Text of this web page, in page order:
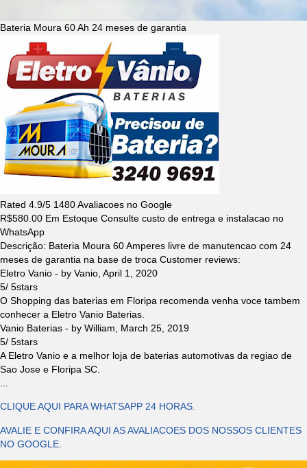
Bateria Moura 60 Ah 24 meses de garantia
Rated 4.9/5 1480Avaliacoes no Google
R$580.00 Em Estoque Consulte custo de entrega e instalacao no
WhatsApp
Descrição: Bateria Moura 60 Amperes livre de manutencao com 24
meses de garantia na base de troca Customer reviews:
Eletro Vanio - by Vanio April 1, 2020
5/ 5stars
O Shopping das baterias em Floripa recomenda venha voce tambem
conhecer a Eletro Vanio Baterias.
Vanio Baterias - by William
March 25, 2019
5/ 5stars
A Eletro Vanio e a melhor loja de baterias automotivas da regiao de
Sao Jose e Floripa SC.
CLIQUE AQUI PARA WHATSAPP 24 HORAS.
AVALIE E CONFIRA AQUI AS AVALIACOES DOS NOSSOS CLIENTES
NO GOOGLE.